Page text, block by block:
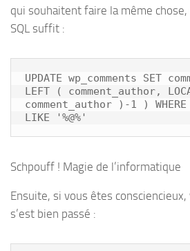
qui souhaitent faire la même
SQL suffit :
UPDATE wp_comments SET
LEFT ( comment_author,
comment_author )-1 )
LIKE '%@%'
Schpouff ! Magie de l’informatique
Ensuite, si vous êtes
s’est bien passé :